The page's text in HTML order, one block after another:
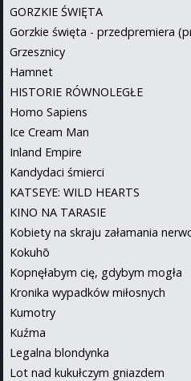
GORZKIE ŚWIĘTA
Gorzkie święta - przedpremiera
Grzesznicy
Hamnet
HISTORIE RÓWNOLEGŁE
Homo Sapiens
Ice Cream Man
Inland Empire
Kandydaci śmierci
KATSEYE: WILD HEARTS
KINO NA TARASIE
Kobiety na skraju załamania
Kokuhō
Kopnęłabym cię, gdybym mogła
Kronika wypadków miłosnych
Kumotry
Kuźma
Legalna blondynka
Lot nad kukułczym gniazdem